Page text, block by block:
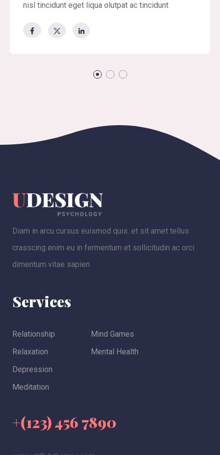
nisl tincidunt eget liqua olutpat ac tincidunt
Diam in arcu cursus euismod quis. et sit amet tellus
crasscing enim eu in fermentum et sollicitudin ac orci
dimentum vitae sapien
Services
Relationship
Relaxation
Depression
Meditation
Mind Games
Mental Health
+(123) 456 7890